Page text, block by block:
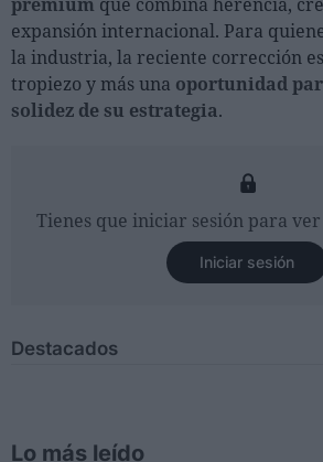
expansión internacional. Para
la industria, la reciente corrección
tropiezo y más una oportunidad
solidez de su estrategia.
Tienes que iniciar sesión para
Iniciar sesión
Destacados
Lo más leído